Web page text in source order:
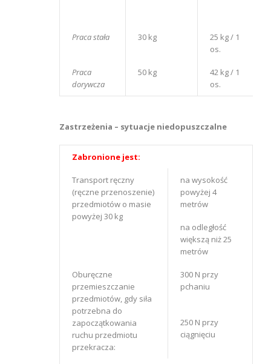
Praca stała 30 kg
25 kg / 1
os.
Praca
dorywcza
50 kg
42 kg / 1
os.
Zastrzeżenia – sytuacje niedopuszczalne
Zabronione jest:
Transport ręczny
(ręczne przenoszenie)
przedmiotów o masie
powyżej 30 kg
na wysokość
powyżej 4
metrów
na odległość
większą niż 25
metrów
Oburęczne
przemieszczanie
przedmiotów, gdy siła
potrzebna do
zapoczątkowania
ruchu przedmiotu
przekracza:
300 N przy
pchaniu
250 N przy
ciągnięciu